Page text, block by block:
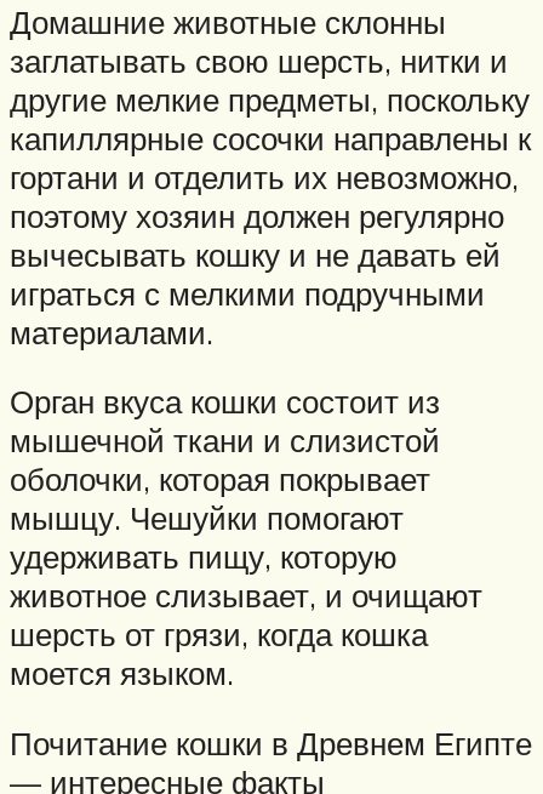
Домашние животные склонны
заглатывать свою шерсть, нитки и
другие мелкие предметы, поскольку
капиллярные сосочки направлены к
гортани и отделить их невозможно,
поэтому хозяин должен регулярно
вычесывать кошку и не давать ей
играться с мелкими подручными
материалами.
Орган вкуса кошки состоит из
мышечной ткани и слизистой
оболочки, которая покрывает
мышцу. Чешуйки помогают
удерживать пищу, которую
животное слизывает, и очищают
шерсть от грязи, когда кошка
моется языком.
Почитание кошки в Древнем Египте
— интересные факты